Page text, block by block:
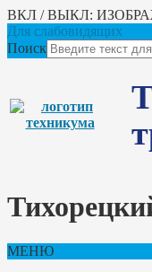
ВКЛ / ВЫКЛ:
Для слабовидящих
Поиск
МЕНЮ